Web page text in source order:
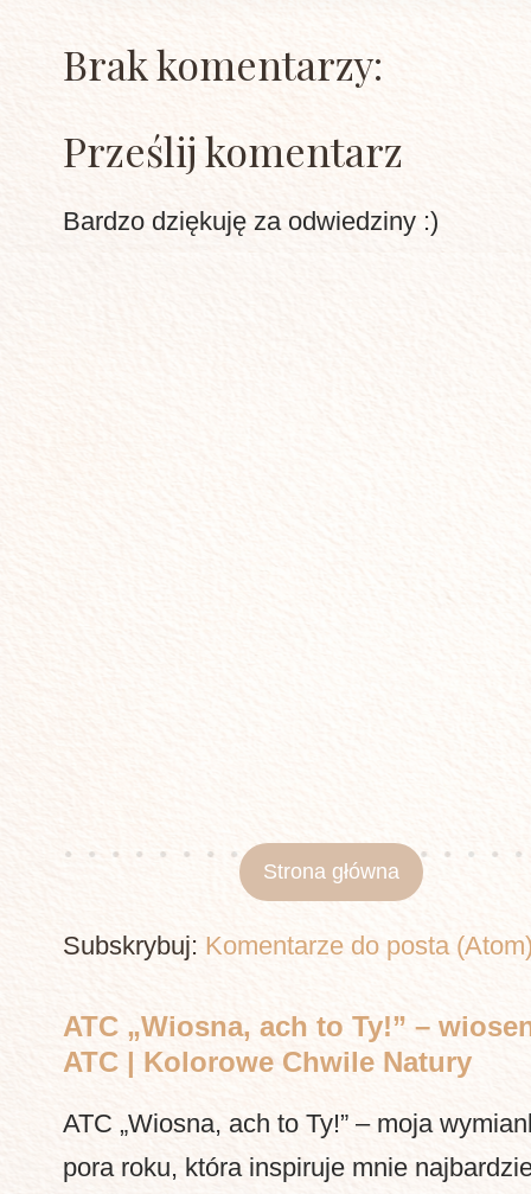
Brak komentarzy:
Prześlij komentarz
Bardzo dziękuję za odwiedziny :)
Strona główna
Subskrybuj: Komentarze do posta
ATC „Wiosna, ach to Ty!” –
ATC | Kolorowe Chwile Natury
ATC „Wiosna, ach to Ty!” – moja
pora roku, która inspiruje mnie